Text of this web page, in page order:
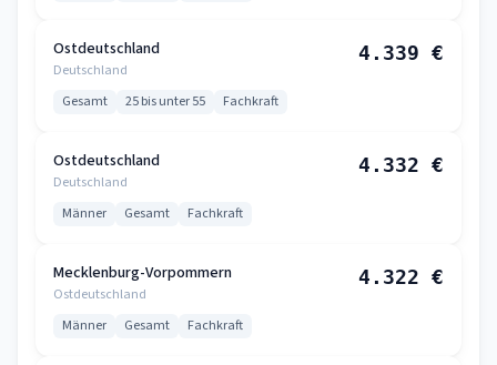
Ostdeutschland
Deutschland
4.339 €
Gesamt 25 bis unter 55 Fachkraft
Ostdeutschland
Deutschland
4.332 €
Männer Gesamt Fachkraft
Mecklenburg-Vorpommern
Ostdeutschland
4.322 €
Männer Gesamt Fachkraft